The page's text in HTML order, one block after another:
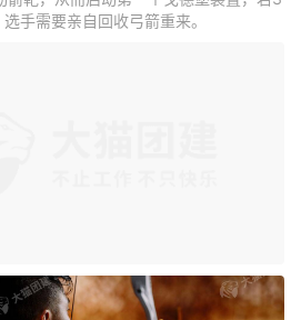
手需要亲自回收弓箭重来。